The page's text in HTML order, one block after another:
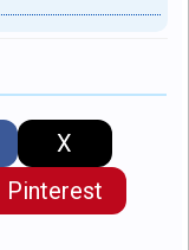
X
Pinterest